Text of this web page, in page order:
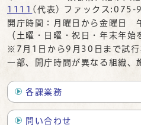
1111 (代表) ファックス
開庁時間：月曜日から金曜日
（土曜・日曜・祝日・年末年始
※7月1日から9月30日まで試行
一部、開庁時間が異なる組織、
各課業務
問い合わせ